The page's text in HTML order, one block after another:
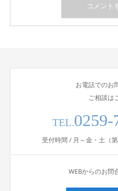
お電話でのお
ご相談は
TEL.0259-
受付時間 / 月～金・土（
WEBからのお問